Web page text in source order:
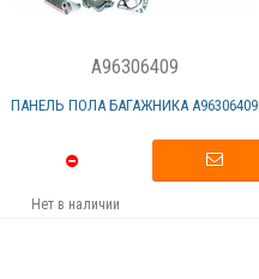
A96306409
ПАНЕЛЬ ПОЛА БАГАЖНИКА А96306409
Нет в наличии